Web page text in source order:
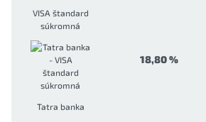
VISA štandard
súkromná
Tatra banka
18,80 %